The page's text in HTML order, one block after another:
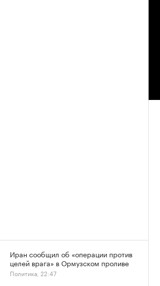
Иран сообщил об «операции против
целей врага» в Ормузском проливе
Политика, 22:47